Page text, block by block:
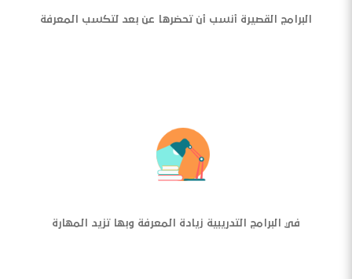
البرامج القصيرة أنسب أن تحضرها عن بعد لتكسب المعرفة
في البرامج التدريبية زيادة المعرفة وبها تزيد المهارة